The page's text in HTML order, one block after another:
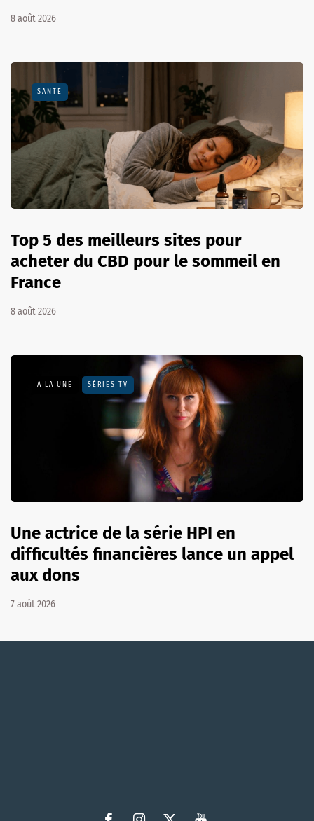
8 août 2026
SANTÉ
Top 5 des meilleurs sites pour
acheter du CBD pour le sommeil en
France
8 août 2026
A LA UNE SÉRIES TV
Une actrice de la série HPI en
difficultés financières lance un appel
aux dons
7 août 2026